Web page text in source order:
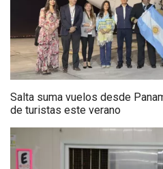
Salta suma vuelos desde
de turistas este verano